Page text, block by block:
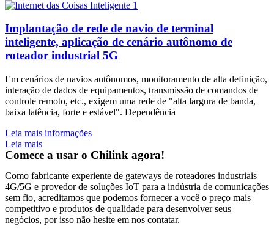
Implantação de rede de navio de terminal
inteligente, aplicação de cenário autônomo de
roteador industrial 5G
Em cenários de navios autônomos, monitoramento de alta definição,
interação de dados de equipamentos, transmissão de comandos de
controle remoto, etc., exigem uma rede de "alta largura de banda,
baixa latência, forte e estável". Dependência
Leia mais informações
Leia mais
Comece a usar o Chilink agora!
Como fabricante experiente de gateways de roteadores industriais
4G/5G e provedor de soluções IoT para a indústria de comunicações
sem fio, acreditamos que podemos fornecer a você o preço mais
competitivo e produtos de qualidade para desenvolver seus
negócios, por isso não hesite em nos contatar.